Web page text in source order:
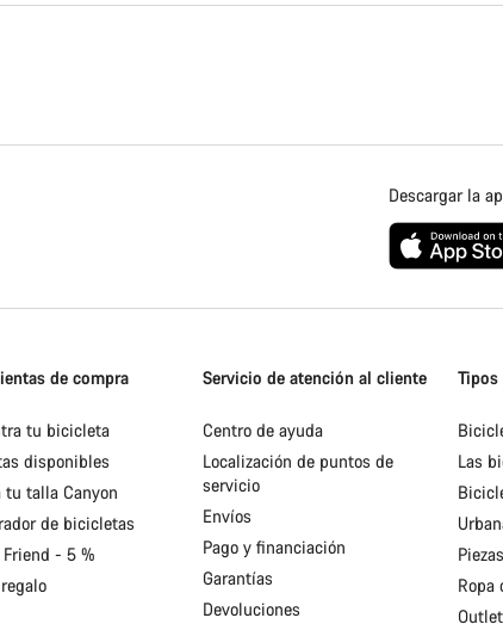
Descargar la
de compra
tu bicicleta
disponibles
tu talla Canyon
de bicicletas
Friend - 5 %
Servicio de atención al cliente
Centro de ayuda
Localización de puntos de
servicio
Envíos
Pago y financiación
Garantías
Devoluciones
Las
Ropa
Outlet